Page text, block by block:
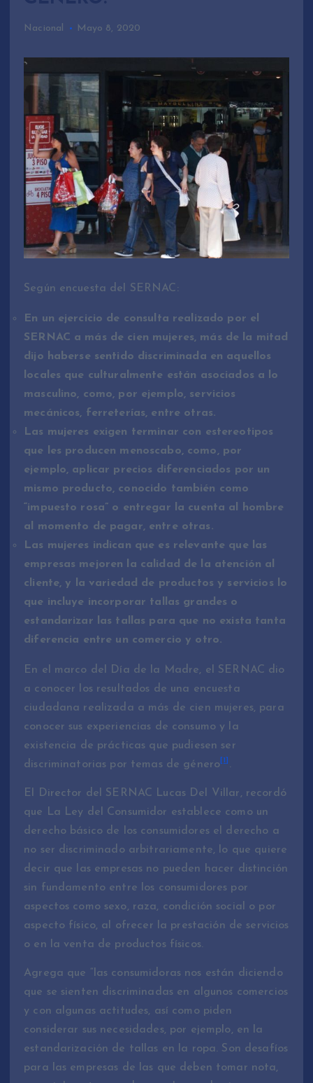
Nacional Mayo 8, 2020
Según encuesta del SERNAC:
En un ejercicio de consulta realizado por el
SERNAC a más de cien mujeres, más de la mitad
dijo haberse sentido discriminada en aquellos
locales que culturalmente están asociados a lo
masculino, como, por ejemplo, servicios
mecánicos, ferreterías, entre otras.
Las mujeres exigen terminar con estereotipos
que les producen menoscabo, como, por
ejemplo, aplicar precios diferenciados por un
mismo producto, conocido también como
“impuesto rosa” o entregar la cuenta al hombre
al momento de pagar, entre otras.
Las mujeres indican que es relevante que las
empresas mejoren la calidad de la atención al
cliente, y la variedad de productos y servicios lo
que incluye incorporar tallas grandes o
estandarizar las tallas para que no exista tanta
diferencia entre un comercio y otro.
En el marco del Día de la Madre, el SERNAC dio
a conocer los resultados de una encuesta
ciudadana realizada a más de cien mujeres, para
conocer sus experiencias de consumo y la
existencia de prácticas que pudiesen ser
discriminatorias por temas de género[1] .
El Director del SERNAC Lucas Del Villar, recordó
que La Ley del Consumidor establece como un
derecho básico de los consumidores el derecho a
no ser discriminado arbitrariamente, lo que quiere
decir que las empresas no pueden hacer distinción
sin fundamento entre los consumidores por
aspectos como sexo, raza, condición social o por
aspecto físico, al ofrecer la prestación de servicios
o en la venta de productos físicos.
Agrega que “las consumidoras nos están diciendo
que se sienten discriminadas en algunos comercios
y con algunas actitudes, así como piden
considerar sus necesidades, por ejemplo, en la
estandarización de tallas en la ropa. Son desafíos
para las empresas de las que deben tomar nota,